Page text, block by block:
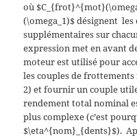
où
(\omega_1)$ désignent les
supplémentaires sur
expression met en avant
moteur est utilisé pour
les couples de frottements
2) et fournir un couple
rendement total nominal
plus complexe (c’est
$\eta^{nom}_{dents}$).